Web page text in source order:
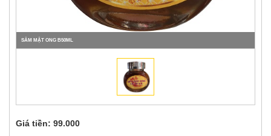
SÂM MẬT ONG B50ML
Giá tiền: 99.000